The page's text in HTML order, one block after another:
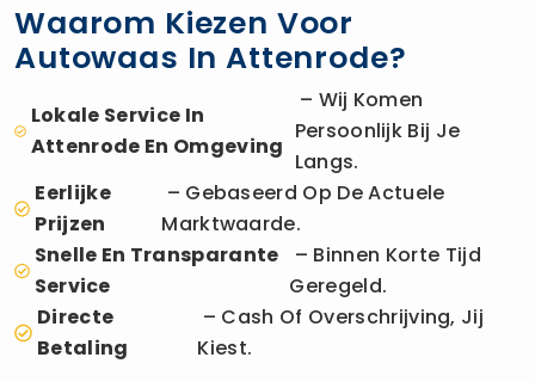
Waarom Kiezen Voor
Autowaas In Attenrode?
Lokale Service In
Attenrode En Omgeving
– Wij Komen
Persoonlijk Bij Je
Langs.
Eerlijke
Prijzen
– Gebaseerd Op De Actuele
Marktwaarde.
Snelle En Transparante
Service
– Binnen Korte Tijd
Geregeld.
Directe
Betaling
– Cash Of Overschrijving, Jij
Kiest.